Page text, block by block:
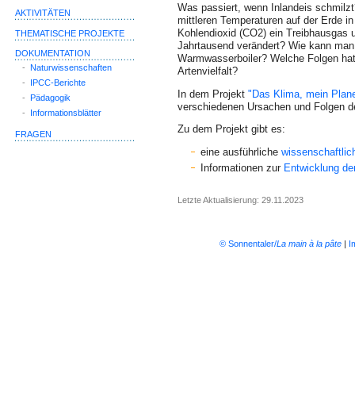
Was passiert, wenn Inlandeis
mittleren Temperaturen auf der Erde
Kohlendioxid (CO2) ein
Jahr­tausend verändert? Wie kann
Warmwasserboiler? Welche Folgen
Artenvielfalt?
In dem Projekt "Das Klima, mein
verschiedenen Ursachen und Folgen
Zu dem Projekt gibt es:
eine ausführliche
Informationen zur Entwicklung
Letzte Aktualisierung: 29.11.2023
© Sonnentaler/La main à la pâte|
AKTIVITÄTEN
THEMATISCHE PROJEKTE
DOKUMENTATION
-
Naturwissenschaften
-
IPCC-Berichte
-
Pädagogik
-
Informationsblätter
FRAGEN